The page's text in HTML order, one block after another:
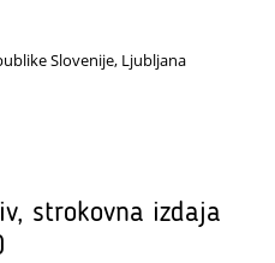
Slovenije, Ljubljana
strokovna izdaja